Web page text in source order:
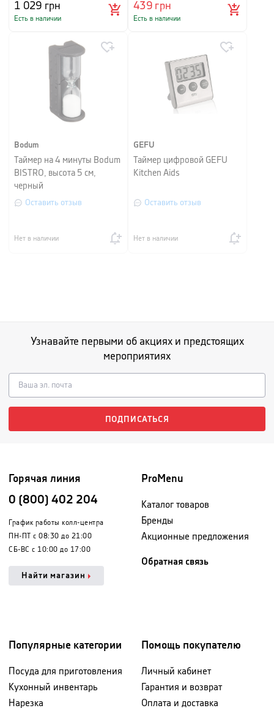
1 029 грн
Есть в наличии
439грн
Есть в наличии
Bodum
Таймер на 4 минуты Bodum
BISTRO, высота 5 см,
черный
Оставить отзыв
Нет в наличии
GEFU
Таймер цифровой GEFU
Kitchen Aids
Оставить отзыв
Нет в наличии
Узнавайте первыми об акциях и предстоящих
мероприятиях
ПОДПИСАТЬСЯ
Горячая линия
0 (800) 402 204
График работы колл-центра
ПН-ПТ с 08:30 до 21:00
СБ-ВС с 10:00 до 17:00
Найти магазин
ProMenu
Каталог товаров
Бренды
Акционные предложения
Обратная связь
Популярные категории
Посуда для приготовления
Кухонный инвентарь
Нарезка
Помощь покупателю
Личный кабинет
Гарантия и возврат
Оплата и доставка